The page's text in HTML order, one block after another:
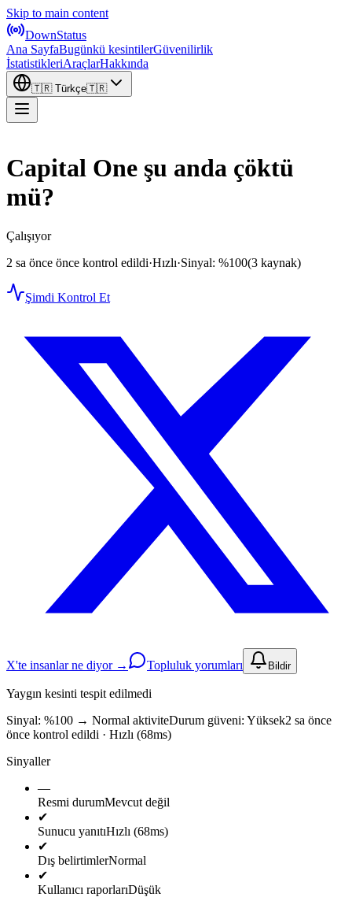
Skip to main content
DownStatus
Ana SayfaBugünkü kesintilerGüvenilirlik
İstatistikleriAraçlarHakkında
🇹🇷 Türkçe🇹🇷
Capital One şu anda çöktü
mü?
Çalışıyor
2 sa önce önce kontrol edildi·Hızlı·Sinyal: %100(3 kaynak)
Şimdi Kontrol Et
X'te insanlar ne diyor → Topluluk yorumları Bildir
Yaygın kesinti tespit edilmedi
Sinyal: %100 → Normal aktiviteDurum güveni: Yüksek2 sa önce
önce kontrol edildi · Hızlı (68ms)
Sinyaller
—
Resmi durumMevcut değil
✔
Sunucu yanıtıHızlı (68ms)
✔
Dış belirtimlerNormal
✔
Kullanıcı raporlarıDüşük